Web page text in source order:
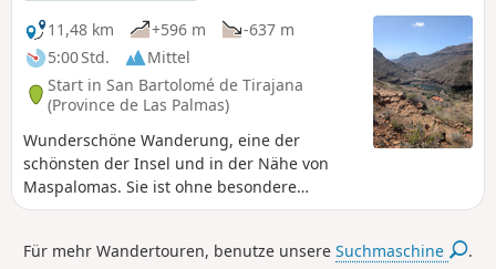
11,48 km
+596 m
-637 m
5:00 Std.
Mittel
Start in San Bartolomé de Tirajana
(Province de Las Palmas)
Wunderschöne Wanderung, eine der
schönsten der Insel und in der Nähe von
Maspalomas. Sie ist ohne besondere
Schwierigkeiten zugänglich. Der Weg ist
gesamten Strecke herrliche Ausblicke. Die
Für mehr Wandertouren, benutze unsereSuchmaschine .